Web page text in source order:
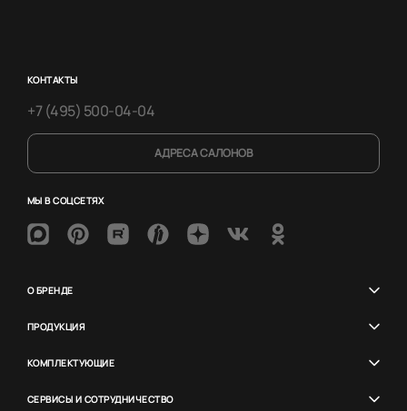
КОНТАКТЫ
+7 (495) 500-04-04
АДРЕСА САЛОНОВ
МЫ В СОЦСЕТЯХ
О БРЕНДЕ
ПРОДУКЦИЯ
КОМПЛЕКТУЮЩИЕ
СЕРВИСЫ И СОТРУДНИЧЕСТВО